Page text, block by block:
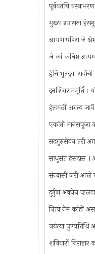
पूर्ववतचि
मुख्य उपासना
आपणापरिस जे
जे कां कनिष्ठ
हेचि भूतदया
दत्तशिवराममूर्ति ।
हंसमठीं अगत्य जावें
एकांती मानसपूजा
सदगुरुसेवन तरी
साधुसंत हंसदास ।
संन्यासी जरी आले
दुर्गुण अवघेच
नित्य नेम कांहीं
जयंत्या पुण्यतिथि
शनिवारीं